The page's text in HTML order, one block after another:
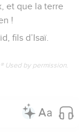
et que la terre
!
fils d’Isaï.
Used by permission.